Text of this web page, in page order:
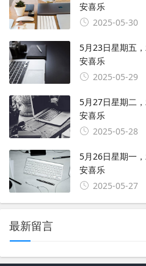
安喜乐
2025-05-30
5月23日星期五
安喜乐
2025-05-29
5月27日星期二
安喜乐
2025-05-28
5月26日星期一
安喜乐
2025-05-27
最新留言